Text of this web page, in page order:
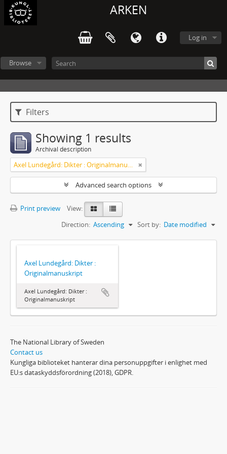
ARKEN
Log in
Browse
Filters
Showing 1 results
Archival description
Axel Lundegård: Dikter : Originalmanuskript
Advanced search options
Print preview
View:
Sort by: Date modified
Direction: Ascending
Axel Lundegård: Dikter :
Originalmanuskript
Axel Lundegård: Dikter :
Originalmanuskript
The National Library of Sweden
Contact us
Kungliga biblioteket hanterar dina personuppgifter i enlighet med
EU:s dataskyddsförordning (2018), GDPR.